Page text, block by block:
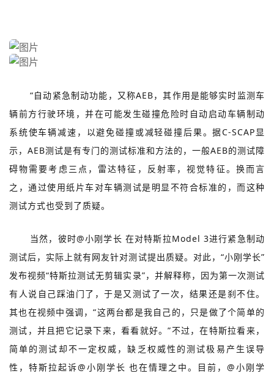
“自动紧急制动功能，又称AEB，其作用是能够实时监测车
辆前方行驶环境，并在可能发生碰撞危险时自动启动车辆制动
系统使车辆减速，以避免碰撞或减轻碰撞后果。据C-SCAP显
示，AEB测试是有专门的测试标准和方法的，一般AEB的测试障
碍物需要考虑三点，雷达特征，反射率，视觉特征。换而言
之，通过使用纸片车对车辆测试是明显不符合标准的，而这种
测试方式也受到了质疑。
当然，彼时@小刚学长 在对特斯拉Model 3进行紧急制动
测试后，实际上就有网友针对测试提出质疑。对此，“小刚学长”
发布视频“特斯拉测试无剪辑实录”，并解释称，因为第一次测试
有人说自己踩油门了，于是又测试了一次，结果还是刹不住。
其也在视频中强调，“这两台都是我自己的，只是做了个简单的
测试，并且把它记录下来，看看就好。”不过，在特斯拉看来，
简单的测试却不一定权威，缺乏权威性的测试极易产生误导
性，特斯拉起诉@小刚学长 也在情理之中。目前，@小刚学